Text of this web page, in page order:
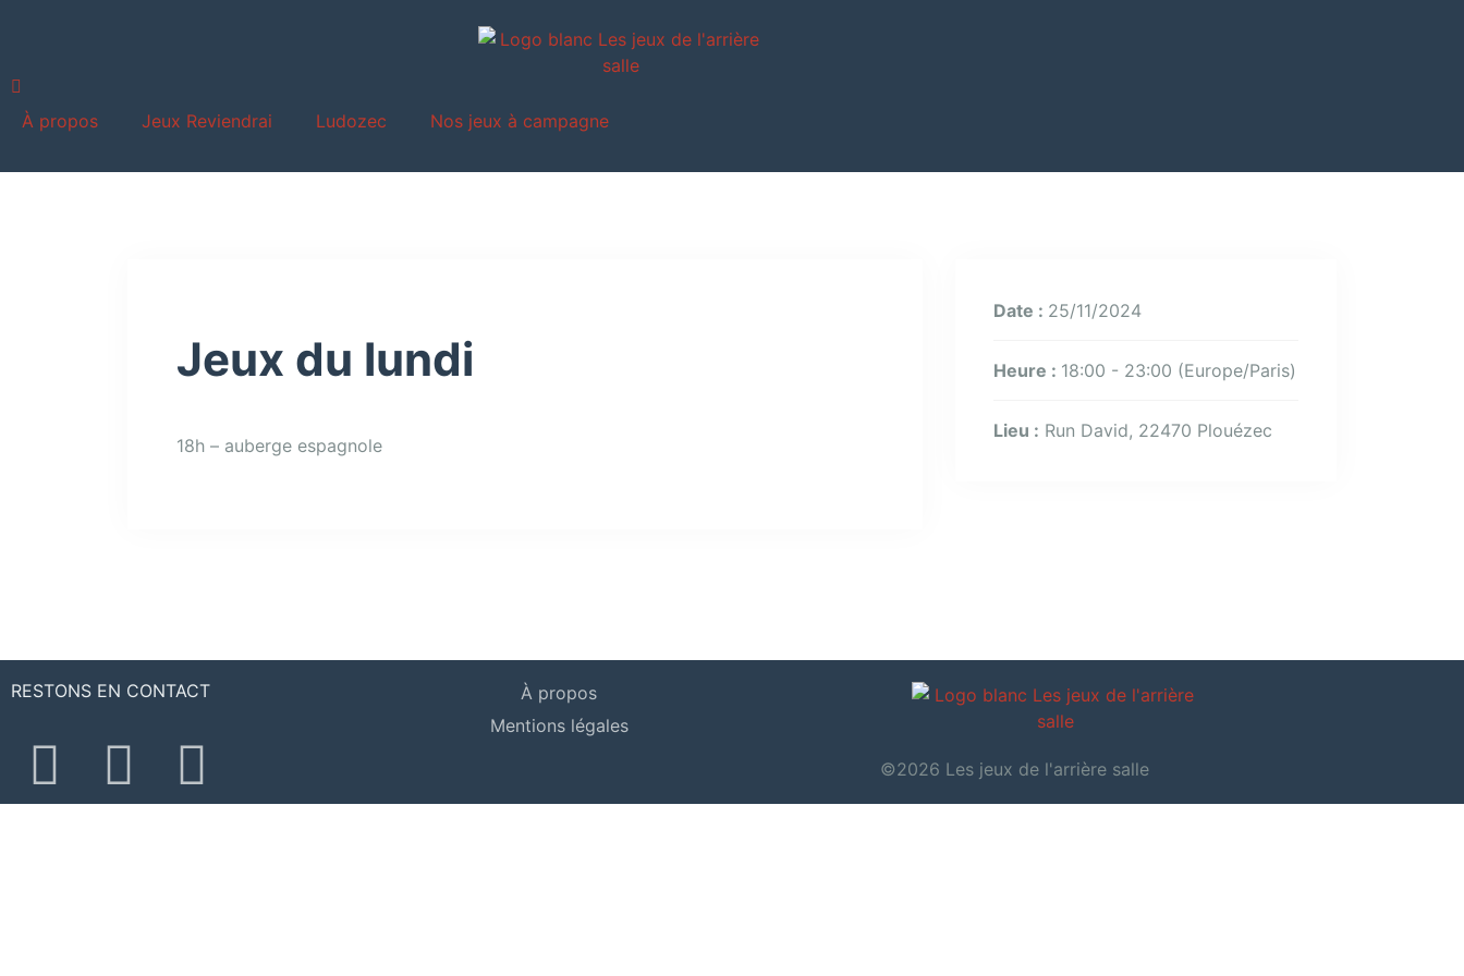
À propos Jeux Reviendrai Ludozec Nos jeux à campagne
Jeux du lundi
18h – auberge espagnole
Date : 25/11/2024
Heure : 18:00 - 23:00 (Europe/Paris)
Lieu : Run David, 22470 Plouézec
RESTONS EN CONTACT
À propos
Mentions légales
©2026 Les jeux de l'arrière salle